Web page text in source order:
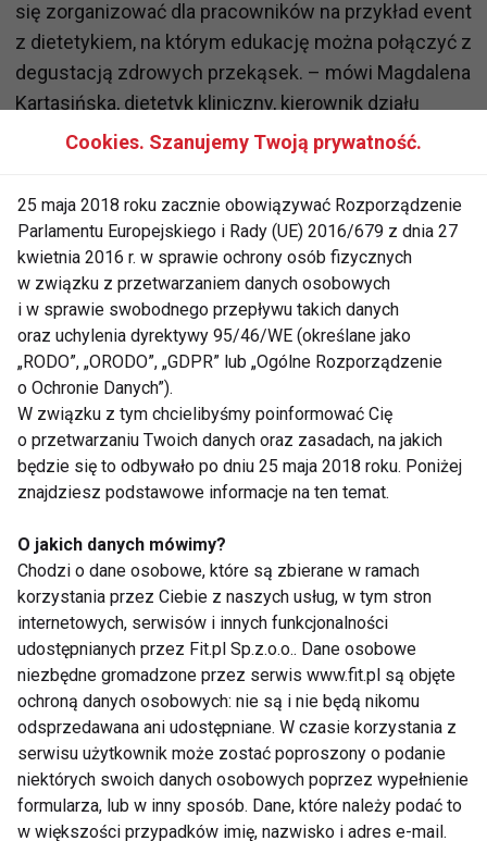
się zorganizować dla pracowników na przykład event
z dietetykiem, na którym edukację można połączyć z
degustacją zdrowych przekąsek. – mówi Magdalena
Kartasińska, dietetyk kliniczny, kierownik działu
dietetycznego Dailyfruits.
dnia pracy jest sałatka owocowa, którą możemy
szybko przygotować w biurze lub na home office.
Ciekawą opcją są także smoothie, czyli koktajle na
bazie warzyw i owoców, przygotowane na przykład z
wykorzystaniem blenderów sportowych z
możliwością blendowania bezpośrednio do butelki,
którą zabieramy ze sobą do miejsca pracy. Można do
nich dodać porcję nabiału lub płatków owsianych co
wpłynie na trwałość sytości.
pracujących Polaków nie je codziennie owoców, a
40% warzyw. Kilka razy w ciągu dnia sięga po owoce
jedynie 21% pracujących Polaków, a po warzywa
26%. Te liczby nie napawają optymizmem biorąc pod
uwagę fakt, że to właśnie witaminy i składniki
mineralne zawarte w owocach i warzywach chronią
nas przed infekcjami, gdyż wpływają na prawidłowe
funkcjonowanie układu odpornościowego.
Wartościowe przekąski w zasięgu ręki
Cookies. Szanujemy Twoją prywatność.
25 maja 2018 roku zacznie obowiązywać Rozporządzenie
Parlamentu Europejskiego i Rady (UE) 2016/679 z dnia 27
kwietnia 2016 r. w sprawie ochrony osób fizycznych
w związku z przetwarzaniem danych osobowych
i w sprawie swobodnego przepływu takich danych
oraz uchylenia dyrektywy 95/46/WE (określane jako
„RODO”, „ORODO”, „GDPR” lub „Ogólne Rozporządzenie
o Ochronie Danych”).
W związku z tym chcielibyśmy poinformować Cię
o przetwarzaniu Twoich danych oraz zasadach, na jakich
będzie się to odbywało po dniu 25 maja 2018 roku. Poniżej
znajdziesz podstawowe informacje na ten temat.
O jakich danych mówimy?
Chodzi o dane osobowe, które są zbierane w ramach
korzystania przez Ciebie z naszych usług, w tym stron
internetowych, serwisów i innych funkcjonalności
udostępnianych przez Fit.pl Sp.z.o.o.. Dane osobowe
niezbędne gromadzone przez serwis www.fit.pl są objęte
ochroną danych osobowych: nie są i nie będą nikomu
odsprzedawana ani udostępniane. W czasie korzystania z
serwisu użytkownik może zostać poproszony o podanie
niektórych swoich danych osobowych poprzez wypełnienie
formularza, lub w inny sposób. Dane, które należy podać to
w większości przypadków imię, nazwisko i adres e-mail.